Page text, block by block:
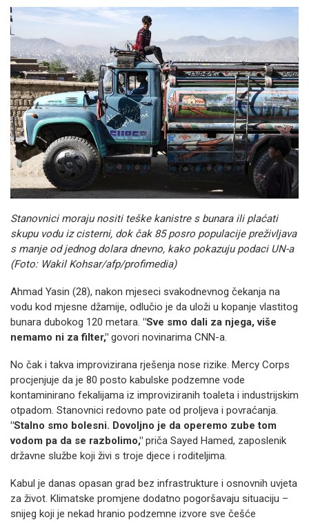
Stanovnici moraju nositi teške kanistre s bunara ili plaćati
skupu vodu iz cisterni, dok čak 85 posro populacije preživljava
s manje od jednog dolara dnevno, kako pokazuju podaci UN-a
(Foto: Wakil Kohsar/afp/profimedia)
Ahmad Yasin (28), nakon mjeseci svakodnevnog čekanja na
vodu kod mjesne džamije, odlučio je da uloži u kopanje vlastitog
bunara dubokog 120 metara. "Sve smo dali za njega, više
nemamo ni za filter," govori novinarima CNN-a.
No čak i takva improvizirana rješenja nose rizike. Mercy Corps
procjenjuje da je 80 posto kabulske podzemne vode
kontaminirano fekalijama iz improviziranih toaleta i industrijskim
otpadom. Stanovnici redovno pate od proljeva i povraćanja.
"Stalno smo bolesni. Dovoljno je da operemo zube tom
vodom pa da se razbolimo," priča Sayed Hamed, zaposlenik
državne službe koji živi s troje djece i roditeljima.
Kabul je danas opasan grad bez infrastrukture i osnovnih uvjeta
za život. Klimatske promjene dodatno pogoršavaju situaciju –
snijeg koji je nekad hranio podzemne izvore sve češće